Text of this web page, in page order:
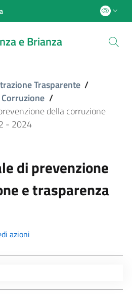
e Brianza
Trasparente /
/
della corruzione
- 2024
di prevenzione
e trasparenza
azioni